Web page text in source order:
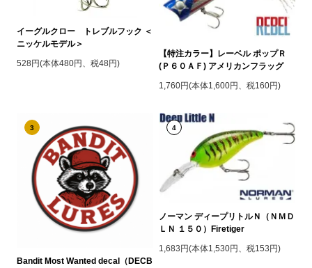
イーグルクロー トレブルフック ＜
ニッケルモデル＞
528円(本体480円、税48円)
【特注カラー】レーベル ポップＲ
(Ｐ６０ＡＦ) アメリカンフラッグ
1,760円(本体1,600円、税160円)
3
Bandit Most Wanted decal（DECB
4
ノーマン ディープリトルＮ（ＮＭＤ
ＬＮ １５０）Firetiger
1,683円(本体1,530円、税153円)